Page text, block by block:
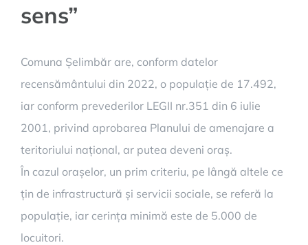
sens”
Comuna Șelimbăr are, conform datelor
recensământului din 2022, o populație de 17.492,
iar conform prevederilor LEGII nr.351 din 6 iulie
2001, privind aprobarea Planului de amenajare a
teritoriului național, ar putea deveni oraș.
În cazul orașelor, un prim criteriu, pe lângă altele ce
țin de infrastructură și servicii sociale, se referă la
populație, iar cerința minimă este de 5.000 de
locuitori.